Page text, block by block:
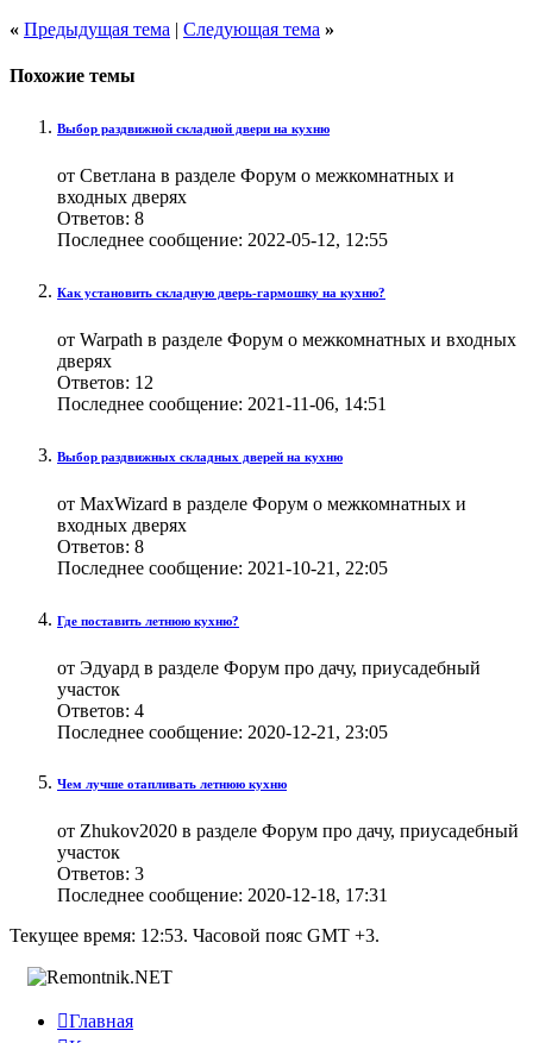
« Предыдущая тема | Следующая тема »
Похожие темы
Выбор раздвижной складной двери на кухню
от Светлана в разделе Форум о межкомнатных и
входных дверях
Ответов: 8
Последнее сообщение: 2022-05-12, 12:55
Как установить складную дверь-гармошку на кухню?
от Warpath в разделе Форум о межкомнатных и входных
дверях
Ответов: 12
Последнее сообщение: 2021-11-06, 14:51
Выбор раздвижных складных дверей на кухню
от MaxWizard в разделе Форум о межкомнатных и
входных дверях
Ответов: 8
Последнее сообщение: 2021-10-21, 22:05
Где поставить летнюю кухню?
от Эдуард в разделе Форум про дачу, приусадебный
участок
Ответов: 4
Последнее сообщение: 2020-12-21, 23:05
Чем лучше отапливать летнюю кухню
от Zhukov2020 в разделе Форум про дачу, приусадебный
участок
Ответов: 3
Последнее сообщение: 2020-12-18, 17:31
Текущее время: 12:53. Часовой пояс GMT +3.
Главная